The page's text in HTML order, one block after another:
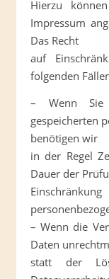
Hierzu
Impressum
Das Recht
auf
folgenden
– Wenn
gespeicherten
benötigen wir
in der Regel
Dauer der
– Wenn die
Daten
statt der